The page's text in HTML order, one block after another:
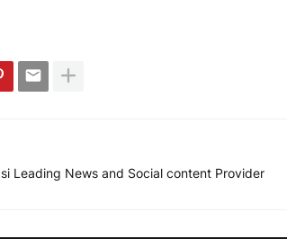
Leading News and Social content Provider